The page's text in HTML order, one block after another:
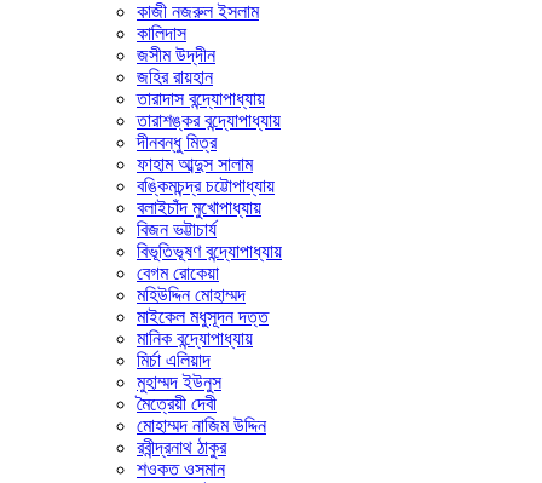
কাজী নজরুল ইসলাম
কালিদাস
জসীম উদ্‌দীন
জহির রায়হান
তারাদাস বন্দ্যোপাধ্যায়
তারাশঙ্কর বন্দ্যোপাধ্যায়
দীনবন্ধু মিত্র
ফাহাম আব্দুস সালাম
বঙ্কিমচন্দ্র চট্টোপাধ্যায়
বলাইচাঁদ মুখোপাধ্যায়
বিজন ভট্টাচার্য
বিভূতিভূষণ বন্দ্যোপাধ্যায়
বেগম রোকেয়া
মহিউদ্দিন মোহাম্মদ
মাইকেল মধুসূদন দত্ত
মানিক বন্দ্যোপাধ্যায়
মির্চা এলিয়াদ
মুহাম্মদ ইউনুস
মৈত্রেয়ী দেবী
মোহাম্মদ নাজিম উদ্দিন
রবীন্দ্রনাথ ঠাকুর
শওকত ওসমান